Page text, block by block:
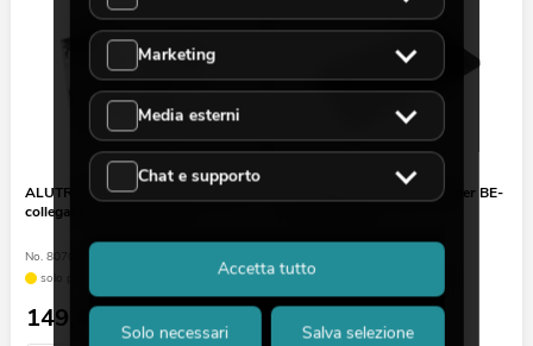
ALUTRUSS BE-1V3E Morsetto di
collegamento per BE-1G3
No. 8070278K
solo pochi disponibili
149,00 €
ROADINGER Tenda/Skirt per BE-
La giacenza è di circa 12 sett.
29,90 €
Marketing
Media esterni
Chat e supporto
Solo necessari Salva selezione
Accetta tutto